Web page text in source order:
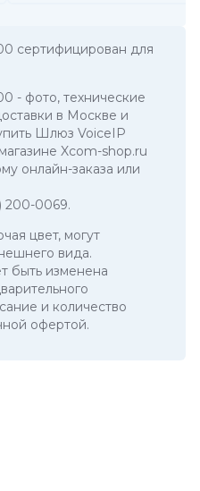
сертифицирован для
- фото, технические
в Москве и
Шлюз VoiceIP
Xcom-shop.ru
онлайн-заказа или
200-0069.
цвет, могут
вида.
быть изменена
и количество
офертой.